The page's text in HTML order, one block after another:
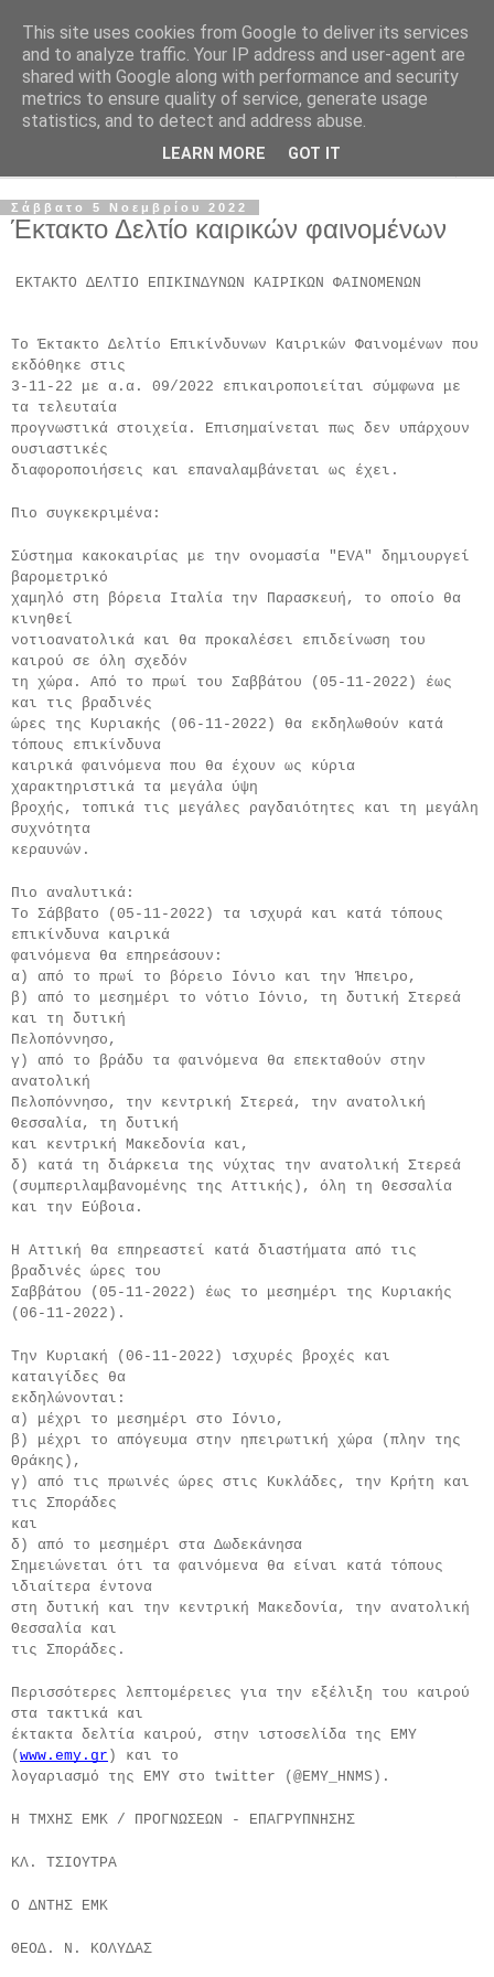
Σάββατο 5 Νοεμβρίου 2022
Έκτακτο Δελτίο καιρικών φαινομένων
ΕΚΤΑΚΤΟ ΔΕΛΤΙΟ ΕΠΙΚΙΝΔΥΝΩΝ ΚΑΙΡΙΚΩΝ ΦΑΙΝΟΜΕΝΩΝ
Το Έκτακτο Δελτίο Επικίνδυνων Καιρικών Φαινομένων που
εκδόθηκε στις
3-11-22 με α.α. 09/2022 επικαιροποιείται σύμφωνα με
τα τελευταία
προγνωστικά στοιχεία. Επισημαίνεται πως δεν υπάρχουν
ουσιαστικές
διαφοροποιήσεις και επαναλαμβάνεται ως έχει.
Πιο συγκεκριμένα:
Σύστημα κακοκαιρίας με την ονομασία "EVA" δημιουργεί
βαρομετρικό
χαμηλό στη βόρεια Ιταλία την Παρασκευή, το οποίο θα
κινηθεί
νοτιοανατολικά και θα προκαλέσει επιδείνωση του
καιρού σε όλη σχεδόν
τη χώρα. Από το πρωί του Σαββάτου (05-11-2022) έως
και τις βραδινές
ώρες της Κυριακής (06-11-2022) θα εκδηλωθούν κατά
τόπους επικίνδυνα
καιρικά φαινόμενα που θα έχουν ως κύρια
χαρακτηριστικά τα μεγάλα ύψη
βροχής, τοπικά τις μεγάλες ραγδαιότητες και τη μεγάλη
συχνότητα
κεραυνών.
Πιο αναλυτικά:
Το Σάββατο (05-11-2022) τα ισχυρά και κατά τόπους
επικίνδυνα καιρικά
φαινόμενα θα επηρεάσουν:
α) από το πρωί το βόρειο Ιόνιο και την Ήπειρο,
β) από το μεσημέρι το νότιο Ιόνιο, τη δυτική Στερεά
και τη δυτική
Πελοπόννησο,
γ) από το βράδυ τα φαινόμενα θα επεκταθούν στην
ανατολική
Πελοπόννησο, την κεντρική Στερεά, την ανατολική
Θεσσαλία, τη δυτική
και κεντρική Μακεδονία και,
δ) κατά τη διάρκεια της νύχτας την ανατολική Στερεά
(συμπεριλαμβανομένης της Αττικής), όλη τη Θεσσαλία
και την Εύβοια.
Η Αττική θα επηρεαστεί κατά διαστήματα από τις
βραδινές ώρες του
Σαββάτου (05-11-2022) έως το μεσημέρι της Κυριακής
(06-11-2022).
Την Κυριακή (06-11-2022) ισχυρές βροχές και
καταιγίδες θα
εκδηλώνονται:
α) μέχρι το μεσημέρι στο Ιόνιο,
β) μέχρι το απόγευμα στην ηπειρωτική χώρα (πλην της
Θράκης),
γ) από τις πρωινές ώρες στις Κυκλάδες, την Κρήτη και
τις Σποράδες
και
δ) από το μεσημέρι στα Δωδεκάνησα
Σημειώνεται ότι τα φαινόμενα θα είναι κατά τόπους
ιδιαίτερα έντονα
στη δυτική και την κεντρική Μακεδονία, την ανατολική
Θεσσαλία και
τις Σποράδες.
Περισσότερες λεπτομέρειες για την εξέλιξη του καιρού
στα τακτικά και
έκτακτα δελτία καιρού, στην ιστοσελίδα της ΕΜΥ
( www.emy.gr ) και το
λογαριασμό της ΕΜΥ στο twitter (@EMY_HNMS).
Η ΤΜΧΗΣ ΕΜΚ / ΠΡΟΓΝΩΣΕΩΝ - ΕΠΑΓΡΥΠΝΗΣΗΣ
ΚΛ. ΤΣΙΟΥΤΡΑ
Ο ΔΝΤΗΣ ΕΜΚ
ΘΕΟΔ. Ν. ΚΟΛΥΔΑΣ
This site uses cookies from Google to deliver its services
and to analyze traffic. Your IP address and user-agent are
shared with Google along with performance and security
metrics to ensure quality of service, generate usage
statistics, and to detect and address abuse.
LEARN MORE GOT IT